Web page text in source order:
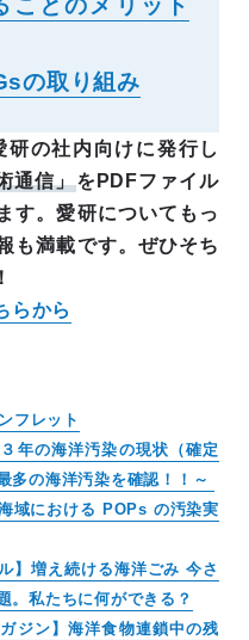
ことのメリット
の取り組み
の社内向けに発行し
通信」をPDFファイル
す。愛研についてもっ
も満載です。ぜひそち
らから
フレット
年の海洋汚染の現状（確定
多の海洋汚染を確認！！～
域における POPs の汚染実
】増え続ける海洋ごみ 今さ
。私たちに何ができる？
ジン】海洋食物連鎖中の残